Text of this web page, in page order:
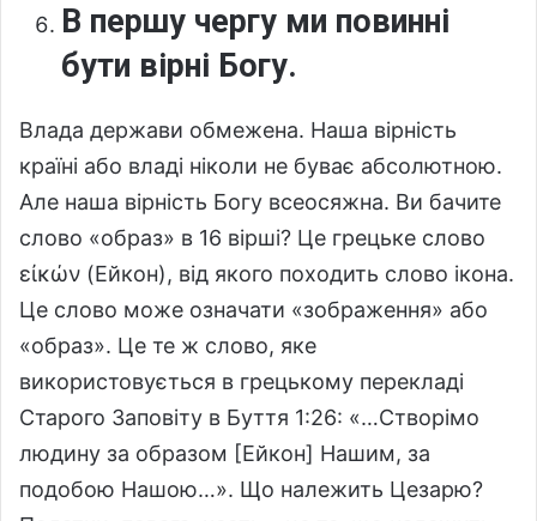
В першу чергу ми повинні
бути вірні Богу.
Влада держави обмежена. Наша вірність
країні або владі ніколи не буває абсолютною.
Але наша вірність Богу всеосяжна. Ви бачите
слово «образ» в 16 вірші? Це грецьке слово
εἰκών (Ейкон), від якого походить слово ікона.
Це слово може означати «зображення» або
«образ». Це те ж слово, яке
використовується в грецькому перекладі
Старого Заповіту в Буття 1:26: «…Створімо
людину за образом [Ейкон] Нашим, за
подобою Нашою…». Що належить Цезарю?